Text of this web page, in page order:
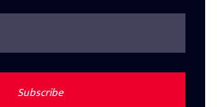
Subscribe